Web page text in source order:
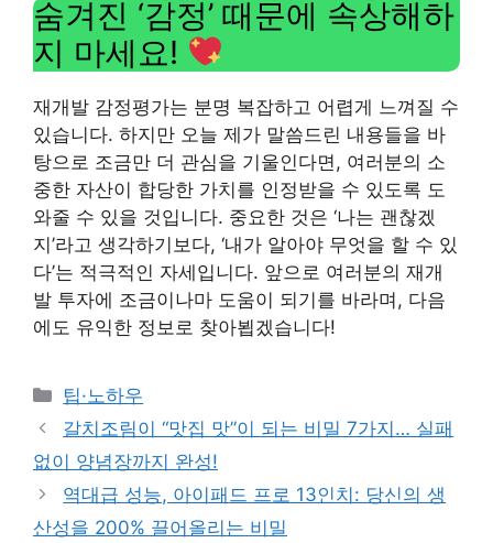
숨겨진 ‘감정’ 때문에 속상해하
지 마세요!
재개발 감정평가는 분명 복잡하고 어렵게 느껴질 수
있습니다. 하지만 오늘 제가 말씀드린 내용들을 바
탕으로 조금만 더 관심을 기울인다면, 여러분의 소
중한 자산이 합당한 가치를 인정받을 수 있도록 도
와줄 수 있을 것입니다. 중요한 것은 ‘나는 괜찮겠
지’라고 생각하기보다, ‘내가 알아야 무엇을 할 수 있
다’는 적극적인 자세입니다. 앞으로 여러분의 재개
발 투자에 조금이나마 도움이 되기를 바라며, 다음
에도 유익한 정보로 찾아뵙겠습니다!
Categories
팁·노하우
갈치조림이 “맛집 맛”이 되는 비밀 7가지… 실패
없이 양념장까지 완성!
역대급 성능, 아이패드 프로 13인치: 당신의 생
산성을 200% 끌어올리는 비밀